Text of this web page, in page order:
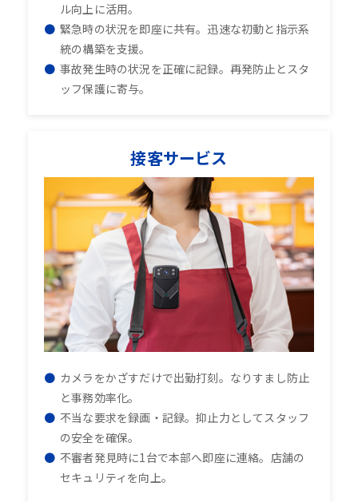
ル向上に活用。
緊急時の状況を即座に共有。迅速な初動と指示系
統の構築を支援。
事故発生時の状況を正確に記録。再発防止とスタ
ッフ保護に寄与。
接客サービス
カメラをかざすだけで出勤打刻。なりすまし防止
と事務効率化。
不当な要求を録画・記録。抑止力としてスタッフ
の安全を確保。
不審者発見時に1台で本部へ即座に連絡。店舗の
セキュリティを向上。